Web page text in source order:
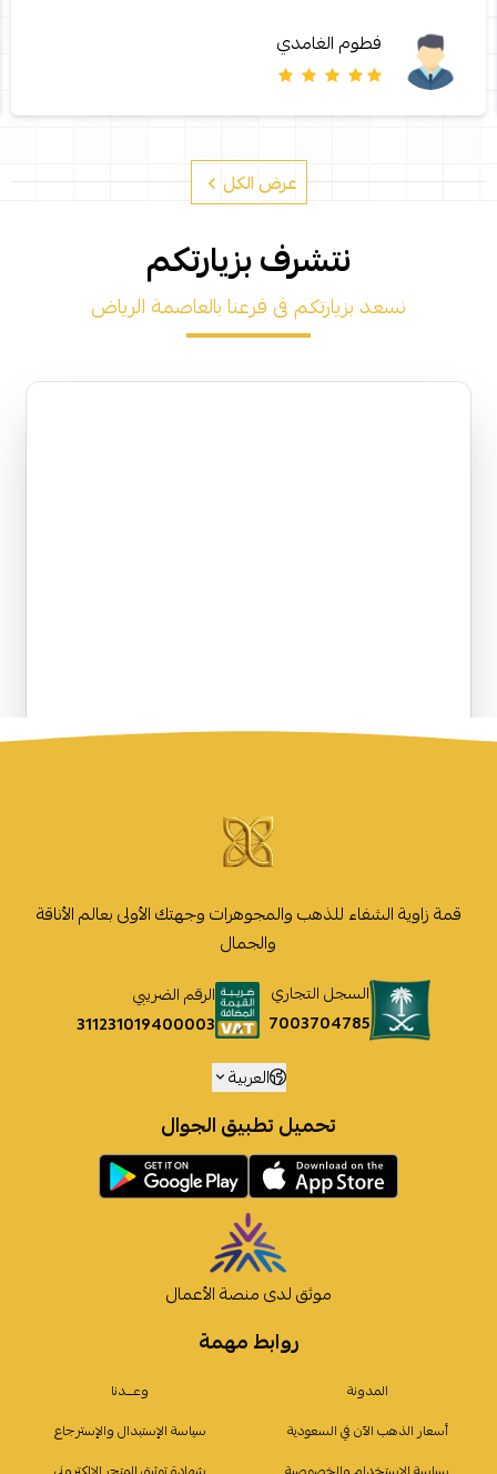
فطوم الغامدي
عرض الكل
نتشرف بزيارتكم
نسعد بزيارتكم فى فرعنا بالعاصمة الرياض
روابط مهمة
المدونة
وعـــدنا
أسعار الذهب الآن في السعودية
سياسة الإستبدال والإسترجاع
قمة زاوية الشفاء للذهب والمجوهرات وجهتك الأولى بعالم الأناقة
والجمال
السجل التجاري
7003704785
الرقم الضريبي
311231019400003
العربية
تحميل تطبيق الجوال
موثق لدى منصة الأعمال